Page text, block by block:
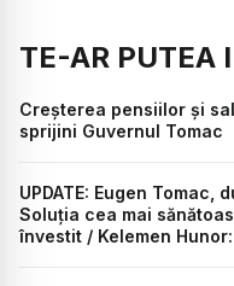
TE-AR PUTEA
Creșterea pensiilor și
sprijini Guvernul Tomac
UPDATE: Eugen Tomac,
Soluția cea mai
învestit / Kelemen